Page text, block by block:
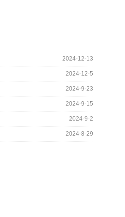
2024-12-13
2024-12-5
2024-9-23
2024-9-15
2024-9-2
2024-8-29